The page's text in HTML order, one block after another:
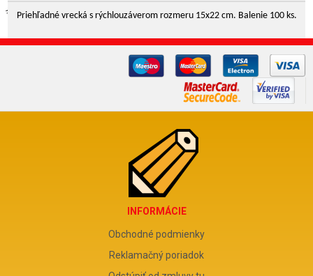
Priehľadné vrecká s rýchlouzáverom rozmeru 15x22 cm. Balenie 100 ks.
INFORMÁCIE
Obchodné podmienky
Reklamačný poriadok